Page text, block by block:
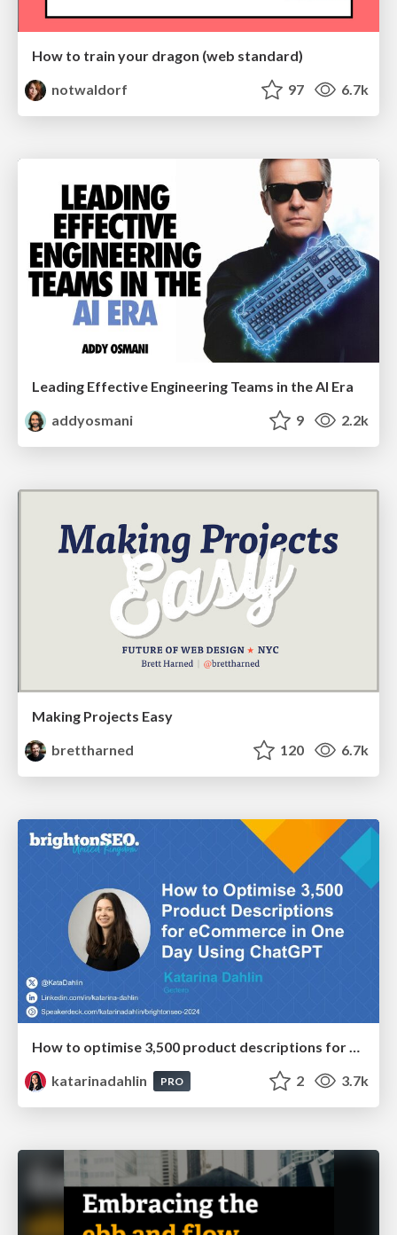
How to train your dragon (web standard)
notwaldorf
97 6.7k
Leading Effective Engineering Teams in the AI Era
addyosmani
9 2.2k
Making Projects Easy
brettharned
120 6.7k
katarinadahlin
PRO 2 3.7k